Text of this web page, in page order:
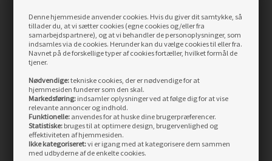
Denne hjemmeside anvender cookies. Hvis du giver dit samtykke, så
tillader du, at vi sætter cookies (egne cookies og/eller fra
samarbejdspartnere), og at vi behandler de personoplysninger, som
indsamles via de cookies. Herunder kan du vælge cookies til eller fra.
Navnet på de forskellige typer af cookies fortæller, hvilket formål de
tjener.
Nødvendige:tekniske cookies, der er nødvendige for at
hjemmesiden funderer som den skal.
Markedsføring: indsamler oplysninger ved at følge dig for at vise
relevante annoncer og indhold.
Funktionelle: anvendes for at huske dine brugerpræferencer.
Statistiske: bruges til at optimere design, brugervenlighed og
effektiviteten af hjemmesiden.
Ikke kategoriseret:vi er igang med at kategorisere dem sammen
med udbyderne af de enkelte cookies.
69,95 DKK
LÆS MERE
749,00 DKK
LÆS MERE
SIDST SETE PRODUKTER